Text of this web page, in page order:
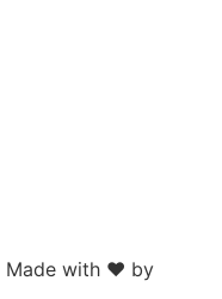
Made with ❤️ by